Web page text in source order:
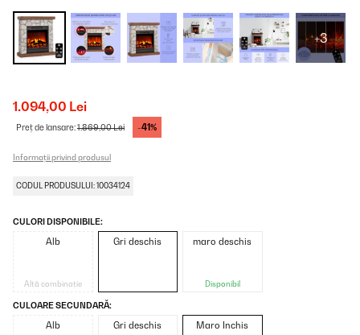
+3
1.094,00 Lei
Preț de lansare:1.869,00 Lei -41%
Informații privind produsul
CODUL PRODUSULUI: 10034124
CULORI DISPONIBILE:
Alb
Altă combinație
Gri deschis maro deschis
Disponibil
CULOARE SECUNDARĂ:
Alb Gri deschis Maro Inchis